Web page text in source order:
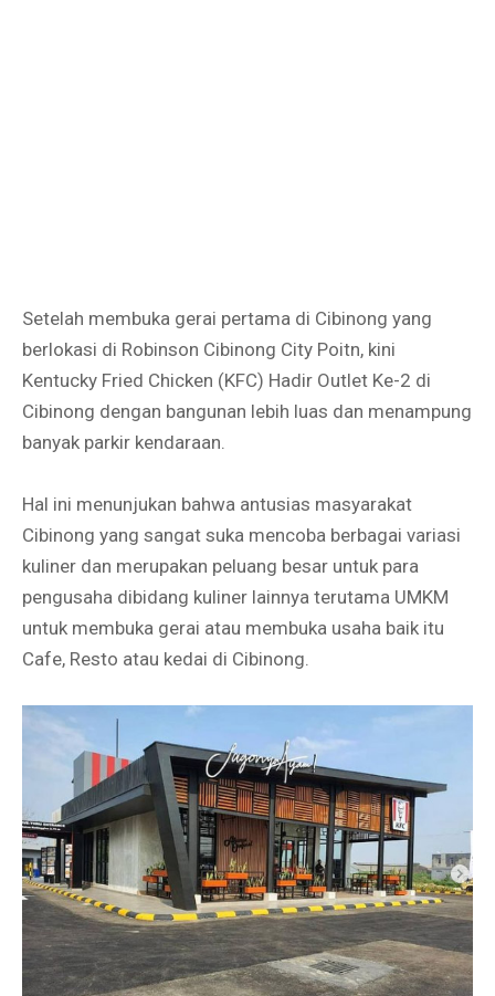
Setelah membuka gerai pertama di Cibinong yang
berlokasi di Robinson Cibinong City Poitn, kini
Kentucky Fried Chicken (KFC) Hadir Outlet Ke-2 di
Cibinong dengan bangunan lebih luas dan menampung
banyak parkir kendaraan.
Hal ini menunjukan bahwa antusias masyarakat
Cibinong yang sangat suka mencoba berbagai variasi
kuliner dan merupakan peluang besar untuk para
pengusaha dibidang kuliner lainnya terutama UMKM
untuk membuka gerai atau membuka usaha baik itu
Cafe, Resto atau kedai di Cibinong.